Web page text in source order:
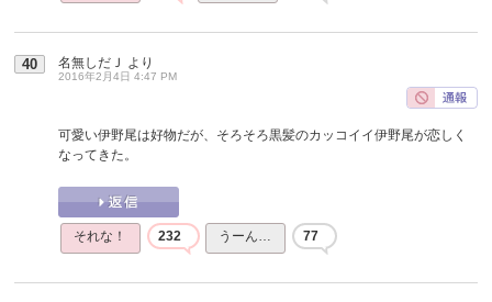
40 名無しだＪ より
2016年2月4日 4:47 PM
可愛い伊野尾は好物だが、そろそろ黒髪のカッコイイ伊野尾が恋しく
なってきた。
それな！ 232 うーん… 77